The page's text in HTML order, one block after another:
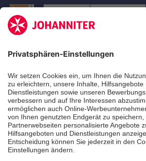
Aus- & Fortbildungen
Erste-Hilfe-Kurse
Jobs & Ehrenamt
Freiwilligendienst